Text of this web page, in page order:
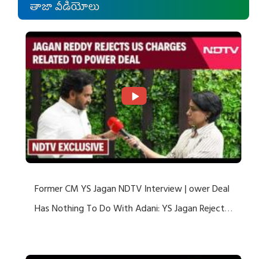
తాజా వీడియోలు
Former CM YS Jagan NDTV Interview | ower Deal
Has Nothing To Do With Adani: YS Jagan Rejects